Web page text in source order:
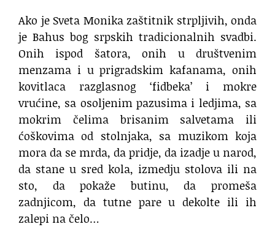
Ako je Sveta Monika zaštitnik strpljivih, onda
je Bahus bog srpskih tradicionalnih svadbi.
Onih ispod šatora, onih u društvenim
menzama i u prigradskim kafanama, onih
kovitlaca razglasnog ‘fidbeka’ i mokre
vrućine, sa osoljenim pazusima i ledjima, sa
mokrim čelima brisanim salvetama ili
ćoškovima od stolnjaka, sa muzikom koja
mora da se mrda, da pridje, da izadje u narod,
da stane u sred kola, izmedju stolova ili na
sto, da pokaže butinu, da promeša
zadnjicom, da tutne pare u dekolte ili ih
zalepi na čelo…